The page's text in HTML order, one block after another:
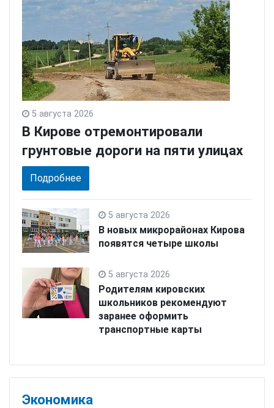
5 августа 2026
В Кирове отремонтировали
грунтовые дороги на пяти улицах
Подробнее
5 августа 2026
В новых микрорайонах Кирова
появятся четыре школы
5 августа 2026
Родителям кировских
школьников рекомендуют
заранее оформить
транспортные карты
Экономика